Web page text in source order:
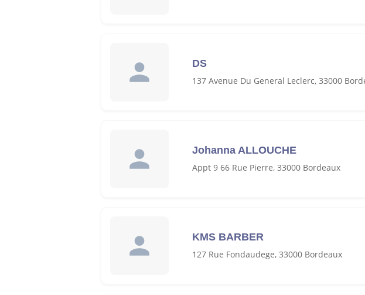
DS
137 Avenue Du General Leclerc, 33000
Johanna ALLOUCHE
Appt 9 66 Rue Pierre, 33000 Bordeaux
KMS BARBER
127 Rue Fondaudege, 33000 Bordeaux